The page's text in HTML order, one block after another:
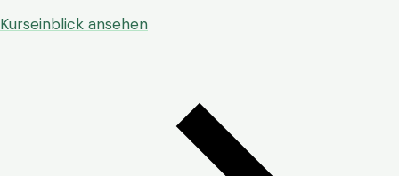
Kurseinblick ansehen